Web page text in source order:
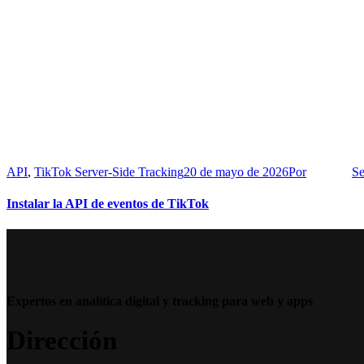
API, TikTok Server-Side Tracking20 de mayo de 2026Por
Instalar la API de eventos de TikTok